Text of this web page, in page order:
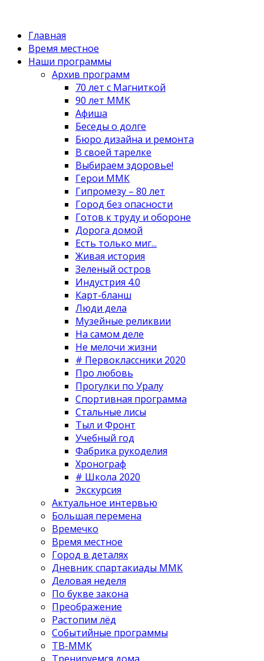
Главная
Время местное
Наши программы
Архив программ
70 лет с Магниткой
90 лет ММК
Афиша
Беседы о долге
Бюро дизайна и ремонта
В своей тарелке
Выбираем здоровье!
Герои ММК
Гипромезу – 80 лет
Город без опасности
Готов к труду и обороне
Дорога домой
Есть только миг...
Живая история
Зеленый остров
Индустрия 4.0
Карт-бланш
Люди дела
Музейные реликвии
На самом деле
Не мелочи жизни
# Первоклассники 2020
Про любовь
Прогулки по Уралу
Спортивная программа
Стальные лисы
Тыл и Фронт
Учебный год
Фабрика рукоделия
Хронограф
# Школа 2020
Экскурсия
Актуальное интервью
Большая перемена
Времечко
Время местное
Город в деталях
Дневник спартакиады ММК
Деловая неделя
По букве закона
Преображение
Растопим лёд
Событийные программы
ТВ-ММК